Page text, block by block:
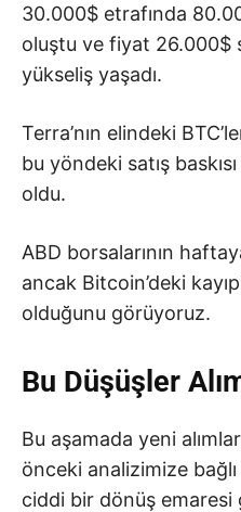
30.000$ etrafında
oluştu ve fiyat 26.000$
yükseliş yaşadı.
Terra’nın elindeki
bu yöndeki satış
oldu.
ABD borsalarının
ancak Bitcoin’deki
olduğunu görüyoruz.
Bu Düşüşler
Bu aşamada yeni
önceki analizimize
ciddi bir dönüş emaresi